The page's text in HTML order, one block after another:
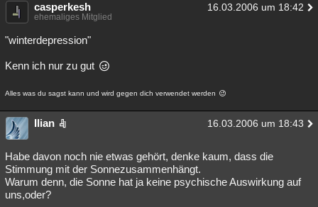
casperkesh 16.03.2006 um 18:42
ehemaliges Mitglied
"winterdepression"
Kenn ich nur zu gut
Alles was du sagst kann und wird gegen dich verwendet werden
Ilian 16.03.2006 um 18:43
Habe davon noch nie etwas gehört, denke kaum, dass die
Stimmung mit der Sonnezusammenhängt.
Warum denn, die Sonne hat ja keine psychische Auswirkung auf
uns,oder?